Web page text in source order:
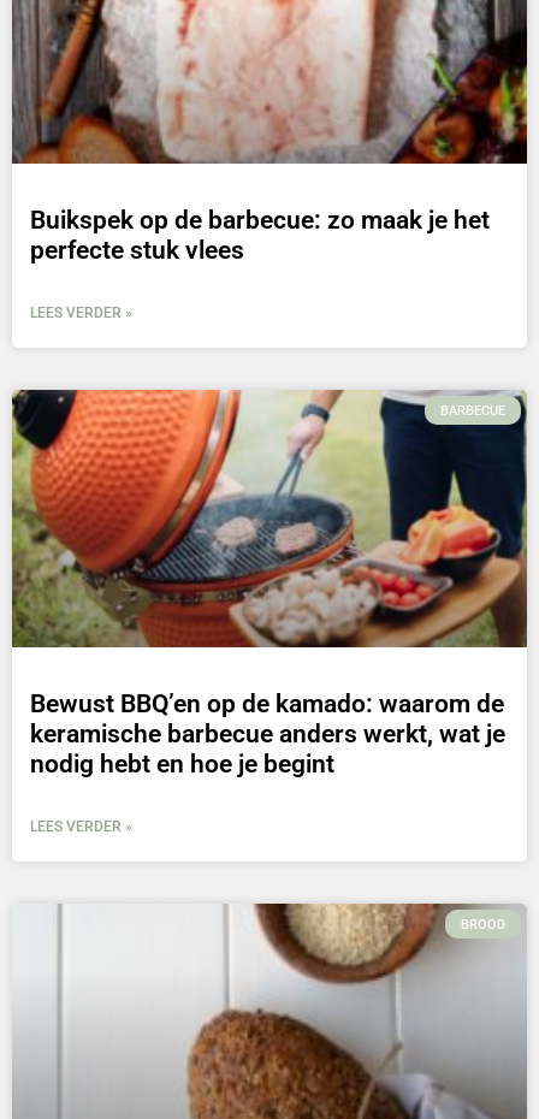
Buikspek op de barbecue: zo maak je het
perfecte stuk vlees
LEES VERDER »
BARBECUE
Bewust BBQ’en op de kamado: waarom de
keramische barbecue anders werkt, wat je
nodig hebt en hoe je begint
LEES VERDER »
BROOD